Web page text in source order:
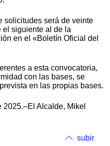
solicitudes será de veinte
el siguiente al de la
en el «Boletín Oficial del
a esta convocatoria,
con las bases, se
en las propias bases.
Alcalde, Mikel
subir